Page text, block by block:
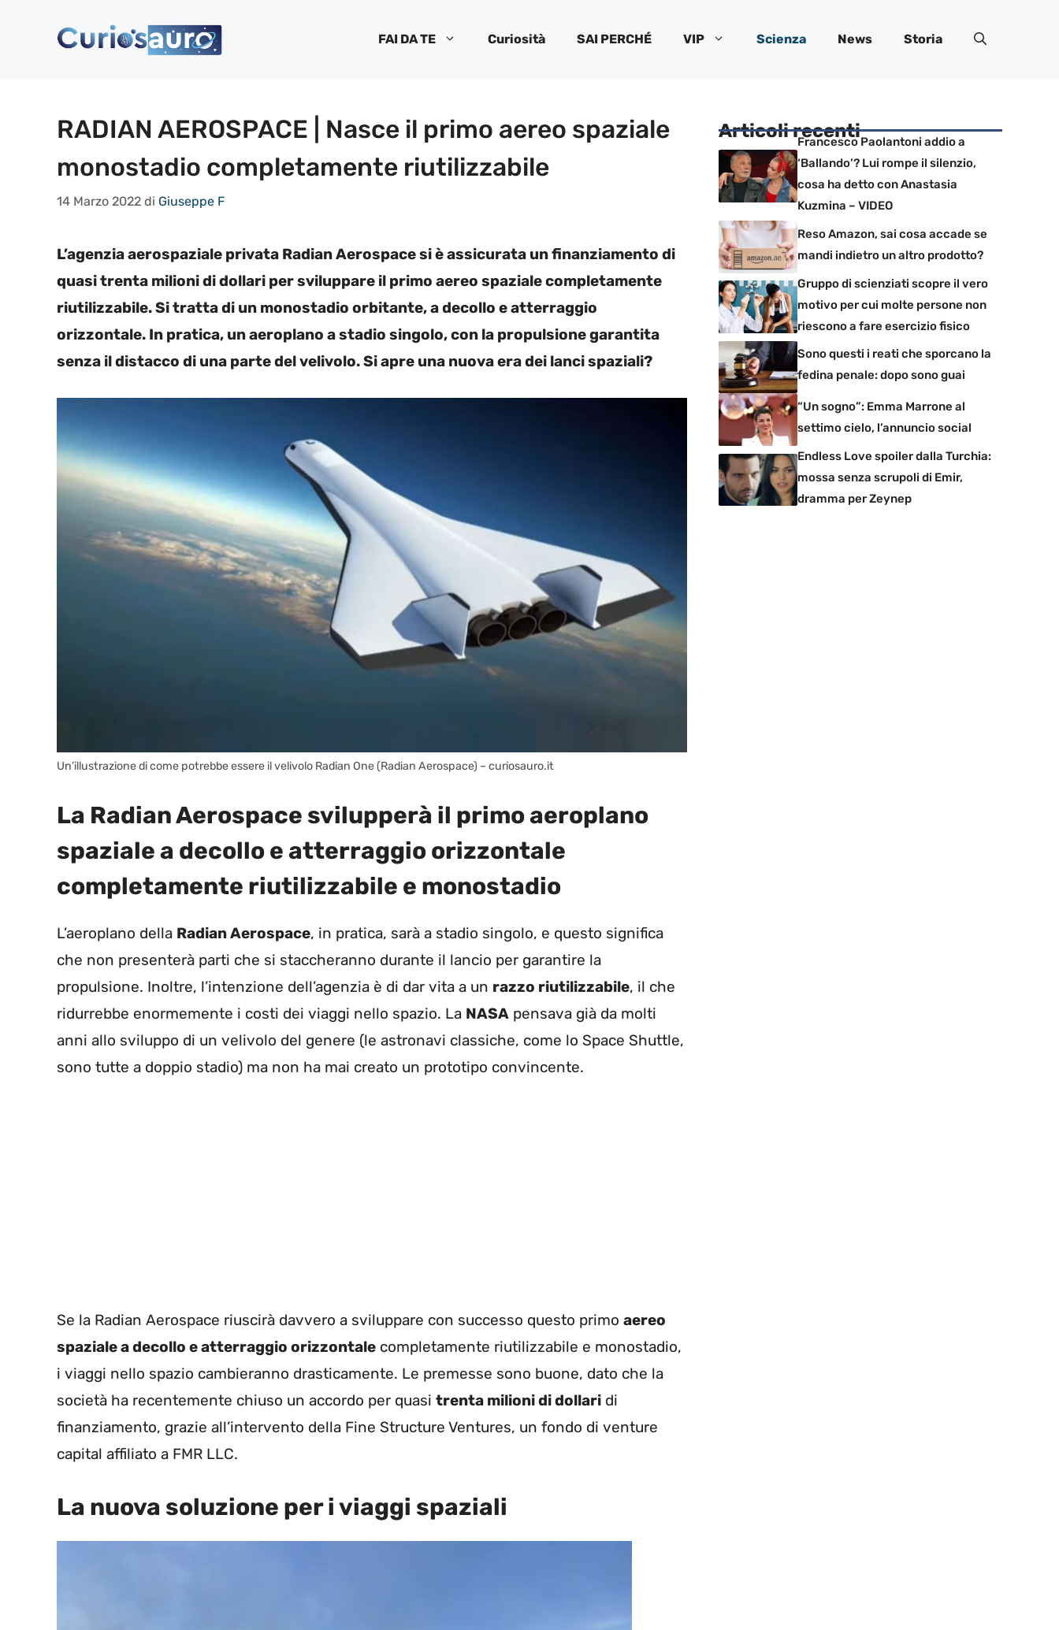
FAI DA TE Curiosità SAI PERCHÉ VIP Scienza News Storia
RADIAN AEROSPACE | Nasce il primo aereo spaziale
monostadio completamente riutilizzabile
14 Marzo 2022 di Giuseppe F
L’agenzia aerospaziale privata Radian Aerospace si è assicurata un finanziamento di
quasi trenta milioni di dollari per sviluppare il primo aereo spaziale completamente
riutilizzabile. Si tratta di un monostadio orbitante, a decollo e atterraggio
orizzontale. In pratica, un aeroplano a stadio singolo, con la propulsione garantita
senza il distacco di una parte del velivolo. Si apre una nuova era dei lanci spaziali?
Un’illustrazione di come potrebbe essere il velivolo Radian One (Radian Aerospace) – curiosauro.it
La Radian Aerospace svilupperà il primo aeroplano
spaziale a decollo e atterraggio orizzontale
completamente riutilizzabile e monostadio
L’aeroplano della Radian Aerospace, in pratica, sarà a stadio singolo, e questo significa
che non presenterà parti che si staccheranno durante il lancio per garantire la
propulsione. Inoltre, l’intenzione dell’agenzia è di dar vita a un razzo riutilizzabile, il che
ridurrebbe enormemente i costi dei viaggi nello spazio. La NASA pensava già da molti
anni allo sviluppo di un velivolo del genere (le astronavi classiche, come lo Space Shuttle,
sono tutte a doppio stadio) ma non ha mai creato un prototipo convincente.
Se la Radian Aerospace riuscirà davvero a sviluppare con successo questo primo aereo
spaziale a decollo e atterraggio orizzontale completamente riutilizzabile e monostadio,
i viaggi nello spazio cambieranno drasticamente. Le premesse sono buone, dato che la
società ha recentemente chiuso un accordo per quasi trenta milioni di dollari di
finanziamento, grazie all’intervento della Fine Structure Ventures, un fondo di venture
capital affiliato a FMR LLC.
La nuova soluzione per i viaggi spaziali
Articoli recentiFrancesco Paolantoni addio a
‘Ballando’? Lui rompe il silenzio,
cosa ha detto con Anastasia
Kuzmina – VIDEO
Reso Amazon, sai cosa accade se
mandi indietro un altro prodotto?
Gruppo di scienziati scopre il vero
motivo per cui molte persone non
riescono a fare esercizio fisico
Sono questi i reati che sporcano la
fedina penale: dopo sono guai
“Un sogno”: Emma Marrone al
settimo cielo, l’annuncio social
Endless Love spoiler dalla Turchia:
mossa senza scrupoli di Emir,
dramma per Zeynep